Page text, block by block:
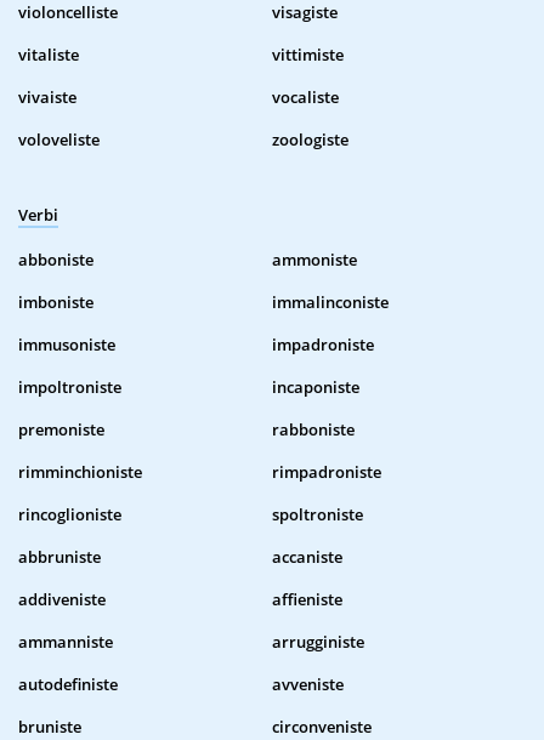
violoncelliste
visagiste
vitaliste
vittimiste
vivaiste
vocaliste
voloveliste
zoologiste
Verbi
abboniste
ammoniste
imboniste
immalinconiste
immusoniste
impadroniste
impoltroniste
incaponiste
premoniste
rabboniste
rimminchioniste
rimpadroniste
rincoglioniste
spoltroniste
abbruniste
accaniste
addiveniste
affieniste
ammanniste
arrugginiste
autodefiniste
avveniste
bruniste
circonveniste